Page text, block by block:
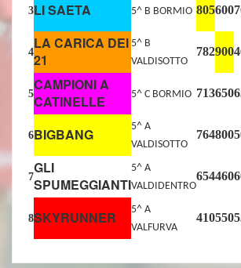
3LI SAETA 5^ B BORMIO 805600
4
LA CARICA DEI
21
5^ B
VALDISOTTO
782900
5
CAMPIONI A
CATINELLE
5^ C BORMIO 713650
6BIGBANG
5^ A
VALDISOTTO
764800
7
GLI
SPUMEGGIANTI
5^ A
VALDIDENTRO
654460
8SKYRUNNER
5^ A
VALFURVA
410550